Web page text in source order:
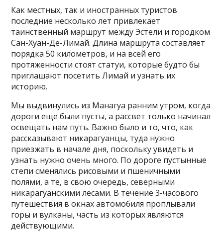
Как местных, так и иностранных туристов
последние несколько лет привлекает
таинственный маршрут между Эстели и городком
Сан-Хуан-Де-Лимай. Длина маршрута составляет
порядка 50 километров, и на всей его
протяженности стоят статуи, которые будто бы
приглашают посетить Лимай и узнать их
историю.
Мы выдвинулись из Манагуа ранним утром, когда
дороги еще были пусты, а рассвет только начинал
освещать нам путь. Важно было и то, что, как
рассказывают никарагуанцы, туда нужно
приезжать в начале дня, поскольку увидеть и
узнать нужно очень много. По дороге пустынные
степи сменялись рисовыми и пшеничными
полями, а те, в свою очередь, северными
никарагуанскими лесами. В течение 3-часового
путешествия в окнах автомобиля проплывали
горы и вулканы, часть из которых являются
действующими.